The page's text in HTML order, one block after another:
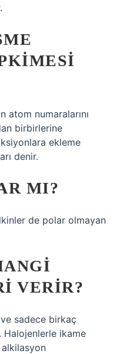
atom numaralarını
birbirlerine
ekleme
denir.
MI?
de polar olmayan
VERIR?
sadece birkaç
ikame
alkilasyon